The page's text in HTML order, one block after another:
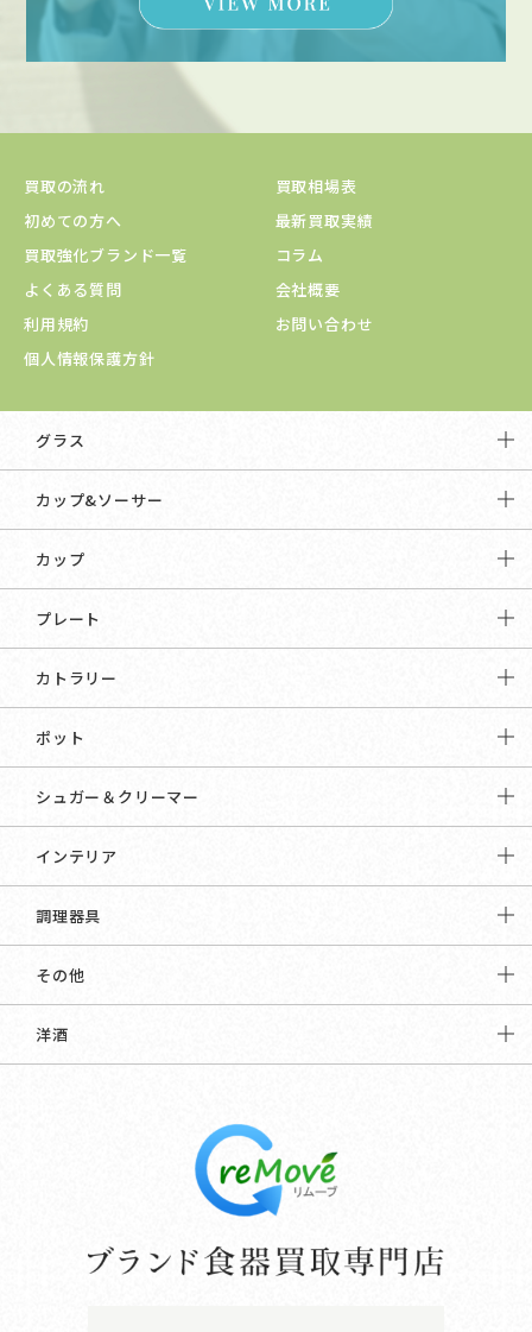
買取の流れ
買取相場表
初めての方へ
最新買取実績
買取強化ブランド一覧
コラム
よくある質問
会社概要
利用規約
お問い合わせ
個人情報保護方針
グラス
カップ&ソーサー
カップ
プレート
カトラリー
ポット
シュガー＆クリーマー
インテリア
調理器具
その他
洋酒